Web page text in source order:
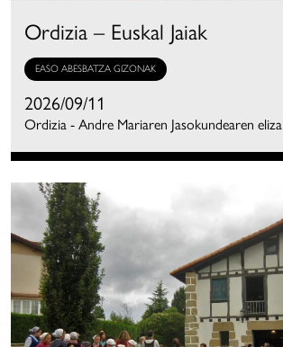
Ordizia – Euskal Jaiak
EASO ABESBATZA GIZONAK
2026/09/11
Ordizia - Andre Mariaren Jasokundearen eliza